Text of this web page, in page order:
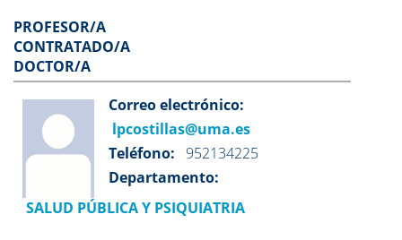
PROFESOR/A
CONTRATADO/A
DOCTOR/A
Correo electrónico:
lpcostillas@uma.es
Teléfono: 952134225
Departamento:
SALUD PÚBLICA Y PSIQUIATRIA